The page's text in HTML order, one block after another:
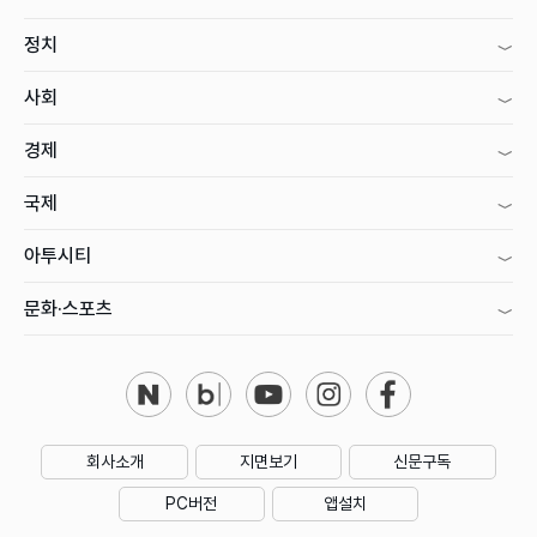
정치
사회
경제
국제
아투시티
문화·스포츠
회사소개 지면보기 신문구독
PC버전 앱설치